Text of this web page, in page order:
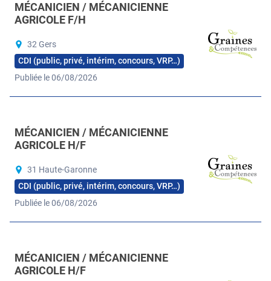
MÉCANICIEN / MÉCANICIENNE
AGRICOLE F/H
32 Gers
CDI (public, privé, intérim, concours, VRP…)
Publiée le 06/08/2026
MÉCANICIEN / MÉCANICIENNE
AGRICOLE H/F
31 Haute-Garonne
CDI (public, privé, intérim, concours, VRP…)
Publiée le 06/08/2026
MÉCANICIEN / MÉCANICIENNE
AGRICOLE H/F